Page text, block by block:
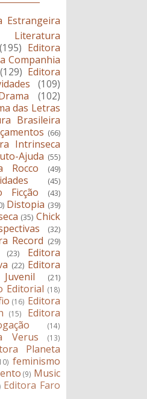
Estrangeira
Literatura
(195) Editora
Companhia
(129) Editora
(109)
(102)
das Letras
Brasileira
(66)
Intrinseca
Ajuda (55)
Rocco (49)
(45)
Ficção (43)
Distopia (39)
(35) Chick
(32)
Record (29)
(23)
Editora
(22) Editora
Juvenil (21)
Editorial (18)
(16) Editora
(15)
Editora
(14)
Verus (13)
Planeta
feminismo
(9) Music
Editora Faro